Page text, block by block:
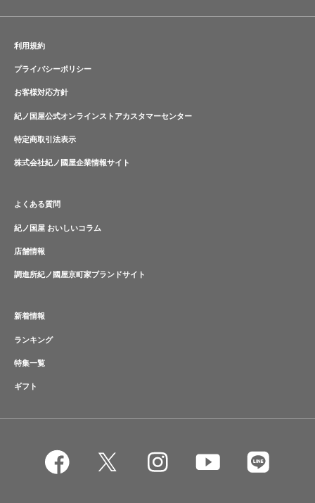
利用規約
プライバシーポリシー
お客様対応方針
紀ノ国屋公式オンラインストアカスタマーセンター
特定商取引法表示
株式会社紀ノ國屋企業情報サイト
よくある質問
紀ノ国屋 おいしいコラム
店舗情報
調進所紀ノ國屋京町家ブランドサイト
新着情報
ランキング
特集一覧
ギフト